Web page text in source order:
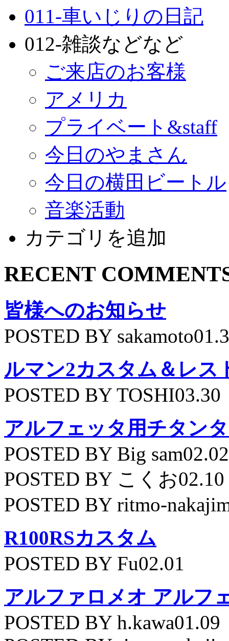
011-車いじりの日記
012-雑談などなど
ご来店のお客様
アメリカ
プライベート&staff
今日のやまさん
今日の横田ビートル
音楽活動
カテゴリを追加
RECENT
皆様へのお知らせ
POSTED BY
ルマン2カスタム＆レス
POSTED BY TOSHI03.30
アルフェッタ用チタン
POSTED BY Big sam02.02
POSTED BY こくお02.10
POSTED BY ritmo-
R100RSカスタム
POSTED BY Fu02.01
アルファロメオ アルフ
POSTED BY h.kawa01.09